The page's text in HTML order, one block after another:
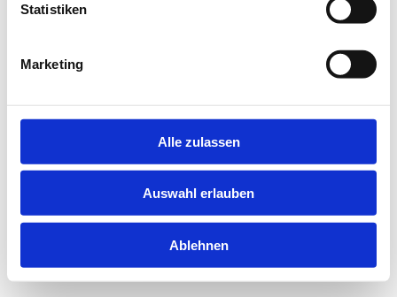
Statistiken
Marketing
Alle zulassen
Auswahl erlauben
Ablehnen